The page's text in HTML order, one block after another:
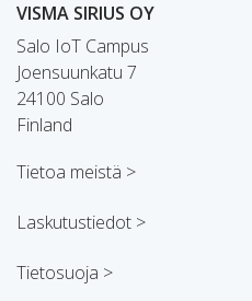
VISMA SIRIUS OY
Salo IoT Campus
Joensuunkatu 7
24100 Salo
Finland
Tietoa meistä >
Laskutustiedot >
Tietosuoja >